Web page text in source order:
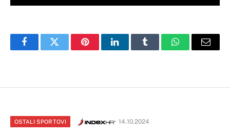
FacebookTwitter PinterestLinkedInTumblr WhatsAppEmail
OSTALI SPORTOVI 14.10.2024